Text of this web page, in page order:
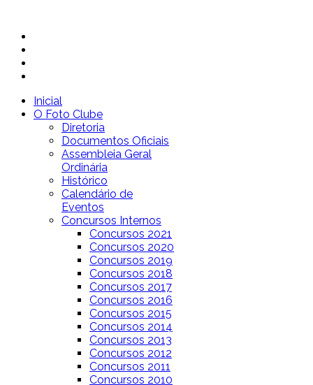
Inicial
O Foto Clube
Diretoria
Documentos Oficiais
Assembleia Geral
Ordinária
Histórico
Calendário de
Eventos
Concursos Internos
Concursos 2021
Concursos 2020
Concursos 2019
Concursos 2018
Concursos 2017
Concursos 2016
Concursos 2015
Concursos 2014
Concursos 2013
Concursos 2012
Concursos 2011
Concursos 2010